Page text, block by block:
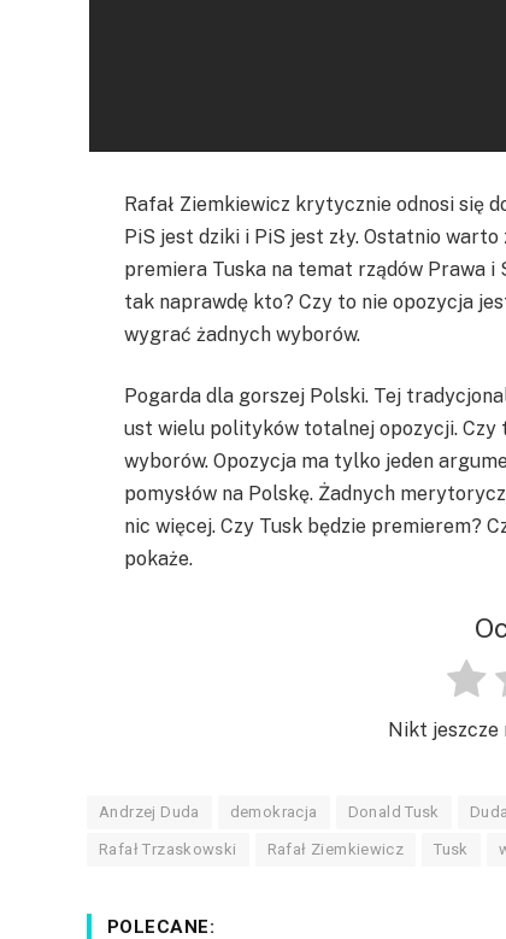
Rafał Ziemkiewicz krytycznie odnosi się
PiS jest dziki i PiS jest zły. Ostatnio
premiera Tuska na temat rządów Prawa i
tak naprawdę kto? Czy to nie opozycja
wygrać żadnych wyborów.
Pogarda dla gorszej Polski. Tej
ust wielu polityków totalnej opozycji. Czy
wyborów. Opozycja ma tylko jeden
pomysłów na Polskę. Żadnych
nic więcej. Czy Tusk będzie premierem?
pokaże.
Nikt jeszcze
Andrzej Duda demokracja Donald Tusk Duda
Rafał Trzaskowski Rafał Ziemkiewicz Tusk
POLECANE: